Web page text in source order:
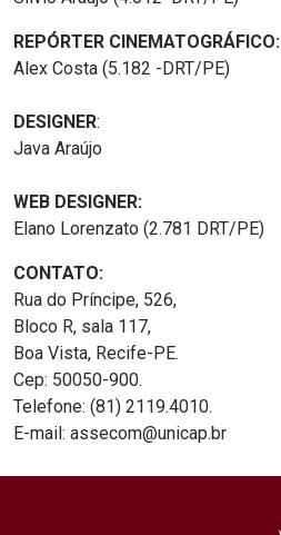
REPÓRTER CINEMATOGRÁFICO:
Alex Costa (5.182 -DRT/PE)
DESIGNER:
Java Araújo
WEB DESIGNER:
Elano Lorenzato (2.781 DRT/PE)
CONTATO:
Rua do Príncipe, 526,
Bloco R, sala 117,
Boa Vista, Recife-PE.
Cep: 50050-900.
Telefone: (81) 2119.4010.
E-mail: assecom@unicap.br